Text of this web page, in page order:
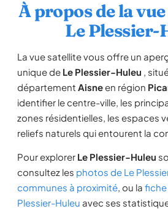
À propos de la
Le Plessier-
La vue satellite vous offre un
unique de Le Plessier-Huleu ,
département Aisneen région
identifier le centre-ville, les
zones résidentielles, les espaces
reliefs naturels qui entourent la
Pour explorer Le Plessier-Huleu
consultez les photos de Le
communes à proximité, ou la fiche
Plessier-Huleu avec ses